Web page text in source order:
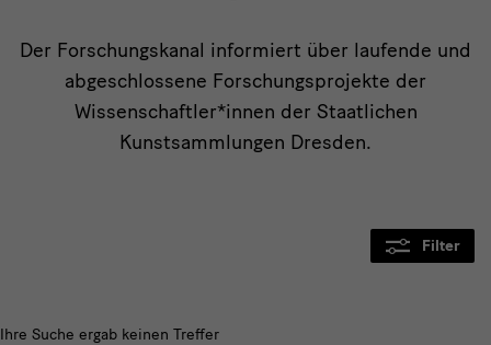
Der Forschungskanal informiert über laufende und
abgeschlossene Forschungsprojekte der
Wissenschaftler*innen der Staatlichen
Kunstsammlungen Dresden.
Filter
Ihre Suche ergab keinen Treffer